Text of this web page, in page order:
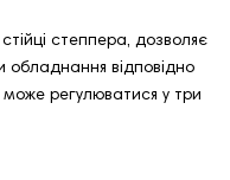
степпера, дозволяє
обладнання відповідно
регулюватися у три